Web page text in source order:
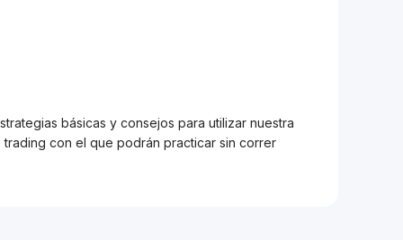
básicas y consejos para utilizar nuestra
con el que podrán practicar sin correr